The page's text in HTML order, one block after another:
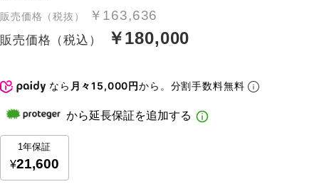
販売価格（税抜） ￥163,636
販売価格（税込） ￥180,000
なら 月々15,000円から。分割手数料無料